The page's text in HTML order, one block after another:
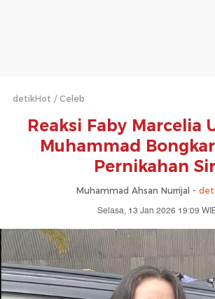
detikHot Celeb
Reaksi Faby Marcelia
Muhammad
Pernikahan
Muhammad Ahsan Nurrijal -
Selasa, 13 Jan 2026 19:09